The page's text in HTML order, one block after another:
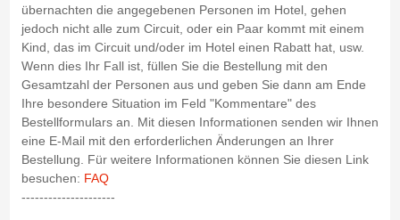
übernachten die angegebenen Personen im Hotel, gehen
jedoch nicht alle zum Circuit, oder ein Paar kommt mit einem
Kind, das im Circuit und/oder im Hotel einen Rabatt hat, usw.
Wenn dies Ihr Fall ist, füllen Sie die Bestellung mit den
Gesamtzahl der Personen aus und geben Sie dann am Ende
Ihre besondere Situation im Feld "Kommentare" des
Bestellformulars an. Mit diesen Informationen senden wir Ihnen
eine E-Mail mit den erforderlichen Änderungen an Ihrer
Bestellung. Für weitere Informationen können Sie diesen Link
besuchen: FAQ
---------------------